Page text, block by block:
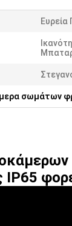
Ευρεία
σωμάτων
IP65